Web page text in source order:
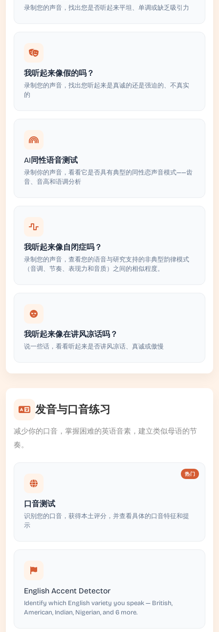
录制您的声音，找出您是否听起来平坦、单调或缺乏吸引力
我听起来像假的吗？
录制您的声音，找出您听起来是真诚的还是强迫的、不真实
的
AI同性语音测试
录制你的声音，看看它是否具有典型的同性恋声音模式——齿
音、音高和语调分析
我听起来像自闭症吗？
录制您的声音，查看您的语音与研究支持的非典型韵律模式
（音调、节奏、表现力和音质）之间的相似程度。
我听起来像在讲风凉话吗？
说一些话，看看听起来是否讲风凉话、真诚或傲慢
发音与口音练习
减少你的口音，掌握困难的英语音素，建立类似母语的节
奏。
热门
口音测试
识别您的口音，获得本土评分，并查看具体的口音特征和提
示
English Accent Detector
Identify which English variety you speak — British,
American, Indian, Nigerian, and 6 more.